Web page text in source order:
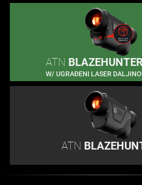
ATN
W/ UGRAĐENI LASER
ATN